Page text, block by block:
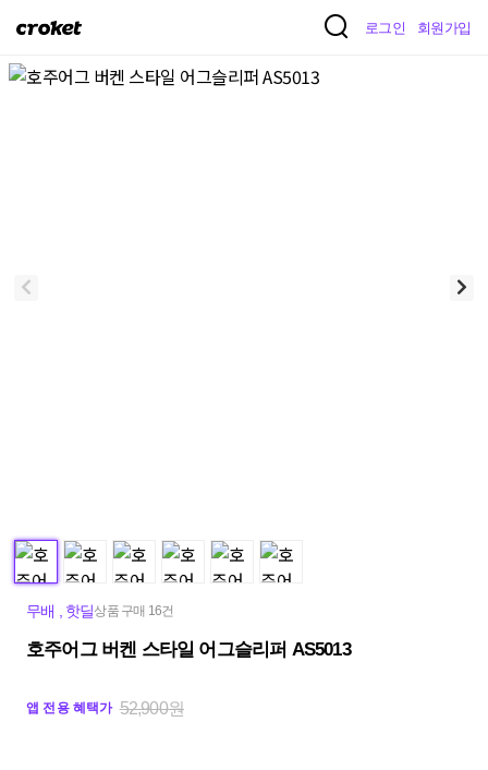
크
켓
로그인 회원가입
무배 핫딜상품 구매 16건
호주어그 버켄 스타일 어그슬리퍼 AS5013
앱 전용 혜택가 52,900원